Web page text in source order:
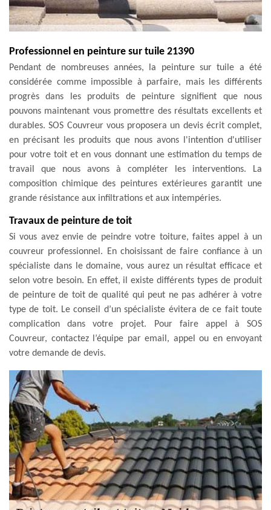
Professionnel en peinture sur tuile 21390
Pendant de nombreuses années, la peinture sur tuile a été
considérée comme impossible à parfaire, mais les différents
progrès dans les produits de peinture signifient que nous
pouvons maintenant vous promettre des résultats excellents et
durables. SOS Couvreur vous proposera un devis écrit complet,
en précisant les produits que nous avons l'intention d'utiliser
pour votre toit et en vous donnant une estimation du temps de
travail que nous avons à compléter les interventions. La
composition chimique des peintures extérieures garantit une
grande résistance aux infiltrations et aux intempéries.
Travaux de peinture de toit
Si vous avez envie de peindre votre toiture, faites appel à un
couvreur professionnel. En choisissant de faire confiance à un
spécialiste dans le domaine, vous aurez un résultat efficace et
selon votre besoin. En effet, il existe différents types de produit
de peinture de toit de qualité qui peut ne pas adhérer à votre
type de toit. Le conseil d’un spécialiste évitera de ce fait toute
complication dans votre projet. Pour faire appel à SOS
Couvreur, contactez l’équipe par email, appel ou en envoyant
votre demande de devis.